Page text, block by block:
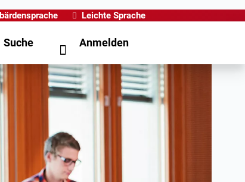
Leichte Sprache
Suche Anmelden